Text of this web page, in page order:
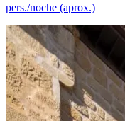
pers./noche (aprox.)